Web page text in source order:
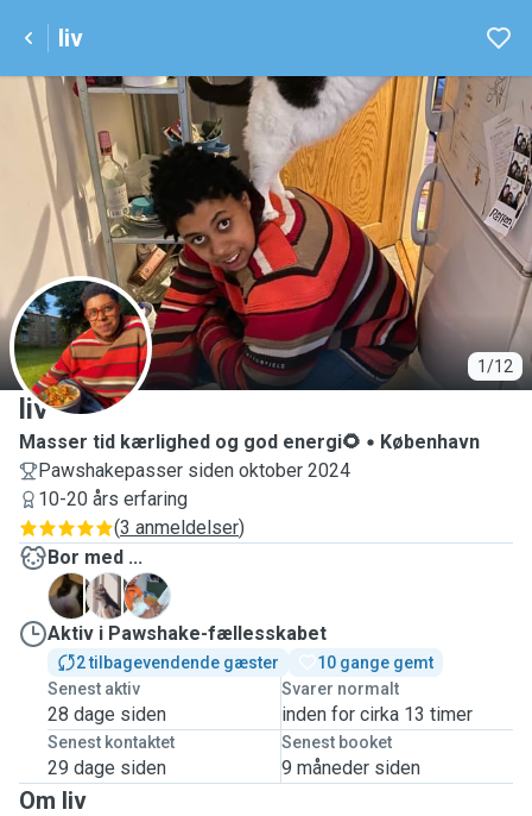
liv
1/12
L
liv
Masser tid kærlighed og god energi🌻
København
Pawshakepasser siden oktober 2024
10-20 års erfaring
(3 anmeldelser)
Bor med ...
I
Y
B
Aktiv i Pawshake-fællesskabet
2 tilbagevendende gæster
10 gange gemt
Senest aktiv
28 dage siden
Svarer normalt
inden for cirka 13 timer
Senest kontaktet
29 dage siden
Senest booket
9 måneder siden
Om liv